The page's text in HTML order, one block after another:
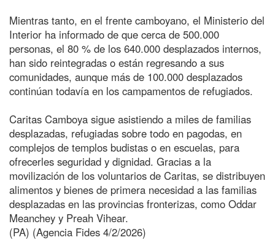
Mientras tanto, en el frente camboyano, el Ministerio del
Interior ha informado de que cerca de 500.000
personas, el 80 % de los 640.000 desplazados internos,
han sido reintegradas o están regresando a sus
comunidades, aunque más de 100.000 desplazados
continúan todavía en los campamentos de refugiados.
Caritas Camboya sigue asistiendo a miles de familias
desplazadas, refugiadas sobre todo en pagodas, en
complejos de templos budistas o en escuelas, para
ofrecerles seguridad y dignidad. Gracias a la
movilización de los voluntarios de Caritas, se distribuyen
alimentos y bienes de primera necesidad a las familias
desplazadas en las provincias fronterizas, como Oddar
Meanchey y Preah Vihear.
(PA) (Agencia Fides 4/2/2026)